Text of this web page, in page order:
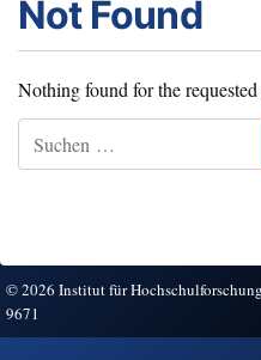
Journal
HoF-Handreichungen
Konzept
Vertrieb
Not Found
Nothing found for the
Suchen
nach:
© 2026 Institut für
9671